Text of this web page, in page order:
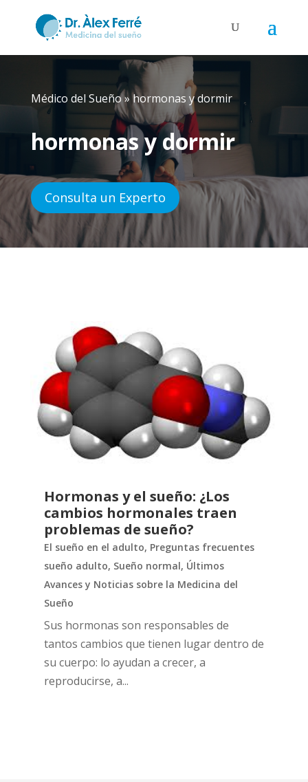
Médico del Sueño» hormonas y dormir
hormonas y dormir
Consulta un Experto
Hormonas y el sueño: ¿Los
cambios hormonales traen
problemas de sueño?
El sueño en el adulto, Preguntas frecuentes
sueño adulto, Sueño normal, Últimos
Avances y Noticias sobre la Medicina del
Sueño
Sus hormonas son responsables de
tantos cambios que tienen lugar dentro de
su cuerpo: lo ayudan a crecer, a
reproducirse, a...